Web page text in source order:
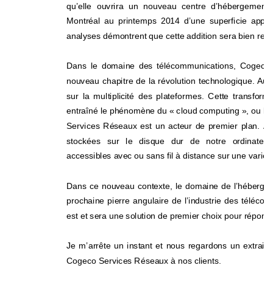
qu’elle ouvrira un nouveau centre
Montréal au printemps 2014 d’une superficie
analyses démontrent que cette addition sera bien
Dans le domaine des télécommunications,
nouveau chapitre de la révolution technologique.
sur la multiplicité des plateformes. Cette
entraîné le phénomène du « cloud computing », ou
Services Réseaux est un acteur de premier plan.
stockées sur le disque dur de notre
accessibles avec ou sans fil à distance sur une
Dans ce nouveau contexte, le domaine de
prochaine pierre angulaire de l’industrie des
est et sera une solution de premier choix pour
Je m’arrête un instant et nous regardons un
Cogeco Services Réseaux à nos clients.